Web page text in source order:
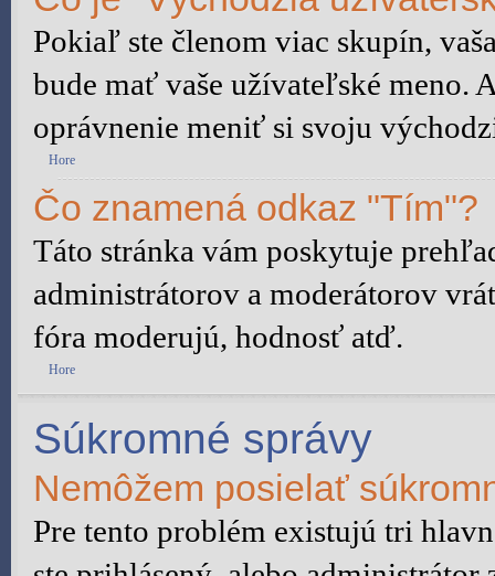
Pokiaľ ste členom viac skupín,
bude mať vaše užívateľské meno.
oprávnenie meniť si svoju
Hore
Čo znamená odkaz "Tím"?
Táto stránka vám poskytuje
administrátorov a moderátorov
fóra moderujú, hodnosť atď.
Hore
Súkromné správy
Nemôžem posielať
Pre tento problém existujú tri